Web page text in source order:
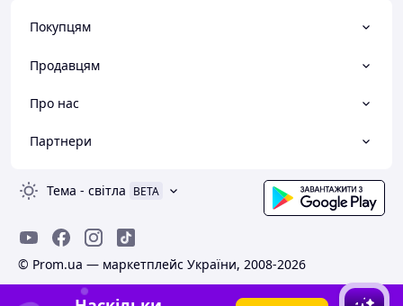
Покупцям
Продавцям
Про нас
Партнери
Тема - світла BETA
© Prom.ua — маркетплейс України, 2008-2026